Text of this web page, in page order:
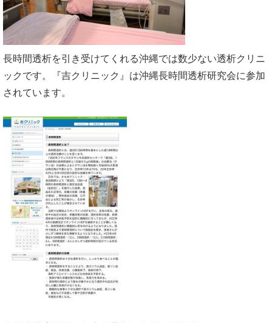
長時間透析を引き受けてくれる沖縄では数少ない透析クリニ
ックです。『吉クリニック』は沖縄長時間透析研究会に参加
されています。